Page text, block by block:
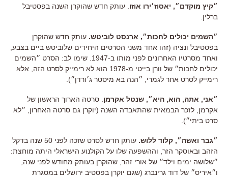
״קיץ מוקדם״, יאסוז׳ירו אוזו . עותק חדש שהוקרן השנה בפסטיבל
ברלין.
״השמים יכולים לחכות״, ארנסט לוביטש. עותק חדש שהוקרן
בפסטיבל ונציה (זהו אחד משני הסרטים היחידים שלוביטש ביים בצבע,
ואחד מסרטיו האחרונים לפני מותו ב-1947. שימו לב: הסרט ״השמים
יכולים לחכות״ של וורן בייטי מ-1978 הוא לא רימייק לסרט הזה, אלא
רימייק לסרט אחר לגמרי, ״הנה בא מיסטר ג׳ורדן״).
״אני, אתה, הוא, היא״, שנטל אקרמן . סרטה הארוך הראשון של
אקרמן, לזכר הבמאית שהתאבדה השנה (יוקרן גם סרטה האחרון, ״לא
סרט ביתי״).
״גבר ואשה״, קלוד ללוש.
עותק חדש לסרט שזכה לפני 50 שנה בדקל
הזהב ובאוסקר הזר, וההשפעה שלו על הקולנוע הישראלי היתה מוחצת:
״שלושה ימים וילד״ של אורי זהר, שהוקרן בעותק מחודש לפני שנה,
ו״איריס״ של דוד גרינברג (שגם יוקרן בפסטיב ירושלים במסגרת